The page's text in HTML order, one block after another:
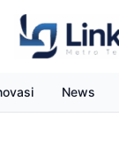
News